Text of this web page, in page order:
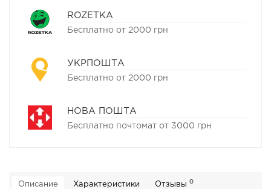
ROZETKA
Бесплатно от 2000 грн
УКРПОШТА
Бесплатно от 2000 грн
НОВА ПОШТА
Бесплатно почтомат от 3000 грн
Описание Характеристики Отзывы 0